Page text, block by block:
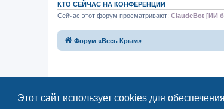
Этот сайт использует cookies для
КТО СЕЙЧАС НА КОНФЕРЕНЦИИ
Сейчас этот форум просматривают: ClaudeBot [ИИ
Форум «Весь Крым»